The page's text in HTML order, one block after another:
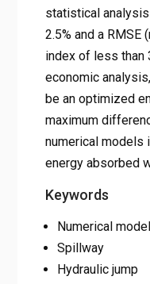
statistical
2.5% and a RMSE
index of less than
economic
be an optimized
maximum
numerical models
energy absorbed
Keywords
Numerical
Spillway
Hydraulic jump